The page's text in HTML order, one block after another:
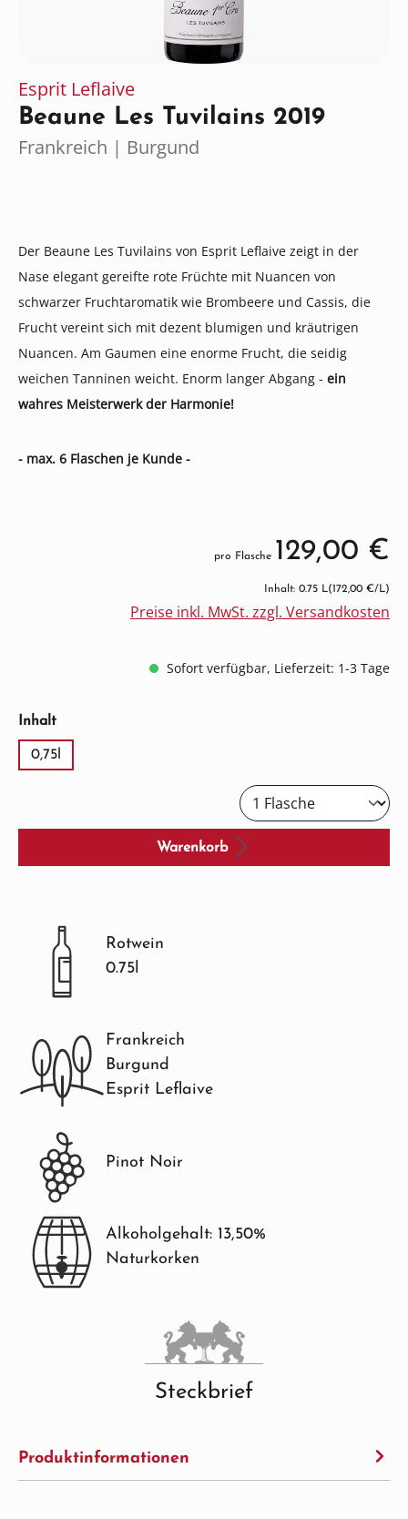
Esprit Leflaive
Beaune Les Tuvilains 2019
Frankreich | Burgund
Der Beaune Les Tuvilains von Esprit Leflaive zeigt in der
Nase elegant gereifte rote Früchte mit Nuancen von
schwarzer Fruchtaromatik wie Brombeere und Cassis, die
Frucht vereint sich mit dezent blumigen und kräutrigen
Nuancen. Am Gaumen eine enorme Frucht, die seidig
weichen Tanninen weicht. Enorm langer Abgang - ein
wahres Meisterwerk der Harmonie!
- max. 6 Flaschen je Kunde -
pro Flasche 129,00 €
Inhalt: 0.75 L(172,00 €/L)
Preise inkl. MwSt. zzgl. Versandkosten
Sofort verfügbar, Lieferzeit: 1-3 Tage
Inhaltauswählen
0,75l
Warenkorb
Rotwein
0.75l
Frankreich
Burgund
Esprit Leflaive
Pinot Noir
Alkoholgehalt: 13,50%
Naturkorken
Steckbrief
Produktinformationen